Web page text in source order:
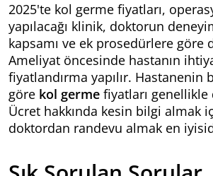
2025'te kol germe fiyatları,
yapılacağı klinik, doktorun
kapsamı ve ek prosedürlere göre
Ameliyat öncesinde hastanın
fiyatlandırma yapılır. Hastanenin
göre kol germe fiyatları
Ücret hakkında kesin bilgi almak
doktordan randevu almak en